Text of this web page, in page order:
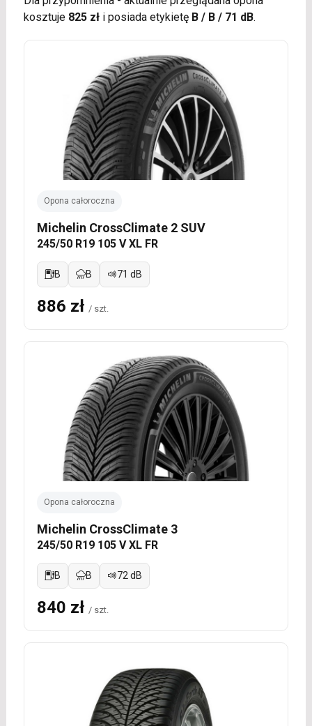
kosztuje 825 złi posiada etykietę B / B / 71 dB.
Opona całoroczna
Michelin CrossClimate 2 SUV
245/50 R19 105 V XL FR
B B 71 dB
886 zł / szt.
Opona całoroczna
Michelin CrossClimate 3
245/50 R19 105 V XL FR
B B 72 dB
840 zł / szt.